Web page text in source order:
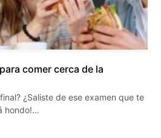
comer cerca de la
¿Saliste de ese examen que te
hondo!…